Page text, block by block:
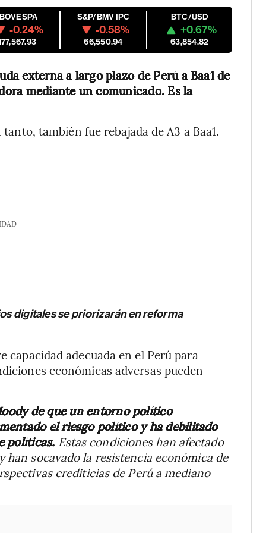
-0.24%
S&P/BMV IPC
-0.58%
66,550.94
BTC/USD
+0.67%
63,854.82
externa a largo plazo de Perú a Baa1 de
mediante un comunicado. Es la
también fue rebajada de A3 a Baa1.
digitales se priorizarán en reforma
capacidad adecuada en el Perú para
económicas adversas pueden
de que un entorno político
el riesgo político y ha debilitado
políticas. Estas condiciones han afectado
socavado la resistencia económica de
crediticias de Perú a mediano